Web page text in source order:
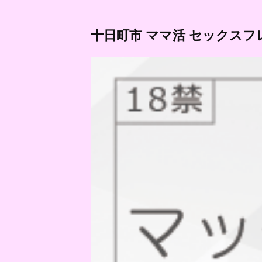
十日町市 ママ活 セックスフ